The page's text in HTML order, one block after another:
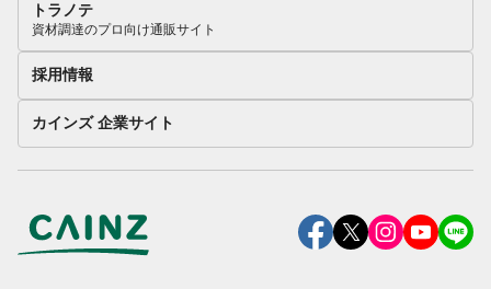
トラノテ
資材調達のプロ向け通販サイト
採用情報
カインズ 企業サイト